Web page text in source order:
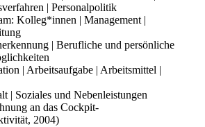
| Personalpolitik
Kolleg*innen | Management |
| Berufliche und persönliche
| Arbeitsaufgabe | Arbeitsmittel |
| Soziales und Nebenleistungen
an das Cockpit-
2004)